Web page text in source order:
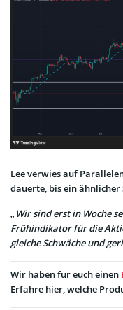
Lee verwies auf
dauerte, bis ein
„Wir sind erst in Woche
Frühindikator für die
gleiche Schwäche und
Wir haben für euch einen
Erfahre hier, welche